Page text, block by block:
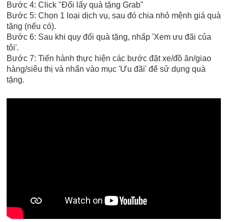
Bước 4: Click "Đổi lấy quà tặng Grab"
Bước 5:Chọn 1 loại dịch vụ, sau đó chia nhỏ mệnh giá quà
tặng (nếu có).
Bước 6: Sau khi quy đổi quà tặng, nhấp 'Xem ưu đãi của
tôi'.
Bước 7:Tiến hành thực hiện các bướcđặt xe/đồ ăn/giao
hàng/siêu thị và nhấn vào mục 'Ưu đãi' để sử dụng quà
tặng.